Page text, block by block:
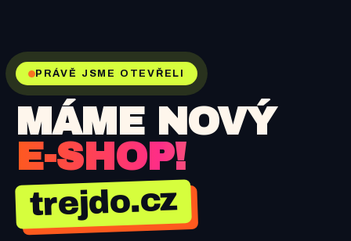
PRÁVĚ JSME OTEVŘELI
MÁME NOVÝ
E-SHOP!
trejdo.cz